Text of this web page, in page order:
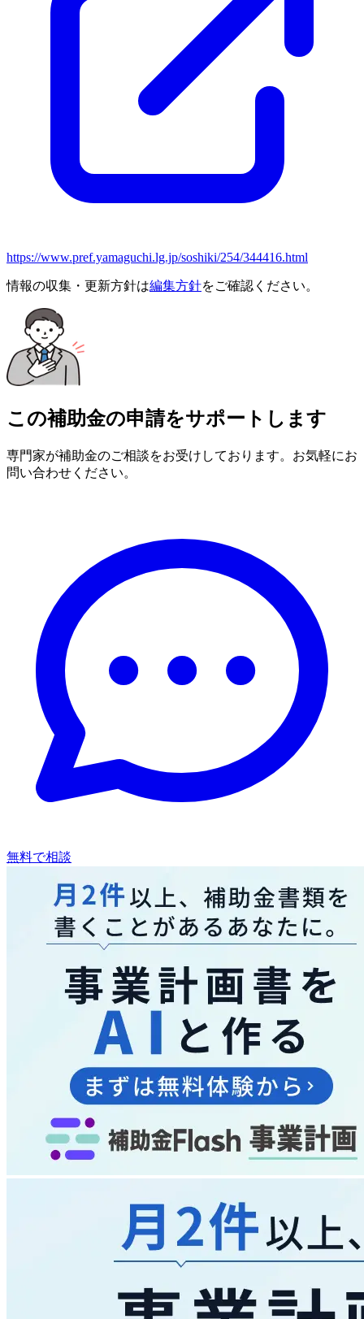
https://www.pref.yamaguchi.lg.jp/soshiki/254/344416.html
情報の収集・更新方針は編集方針をご確認ください。
この補助金の申請をサポートします
専門家が補助金のご相談をお受けしております。お気軽にお
問い合わせください。
無料で相談